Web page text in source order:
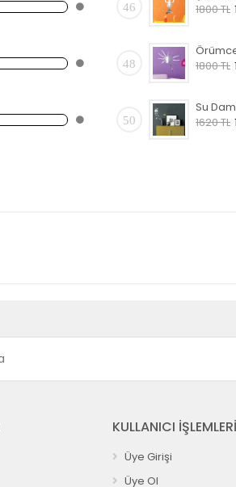
46
1800 TL
48
1800 TL
50
1620 TL
KULLANICI İŞLEMLERİ
Üye Girişi
Üye Ol